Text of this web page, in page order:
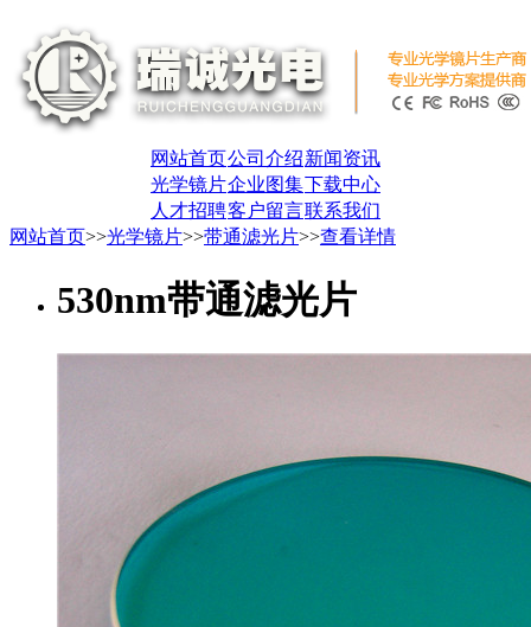
网站首页公司介绍新闻资讯
光学镜片企业图集下载中心
人才招聘客户留言联系我们
网站首页>>光学镜片>>带通滤光片>>查看详情
530nm带通滤光片